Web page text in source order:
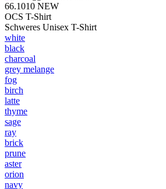
66.1010 NEW
OCS T-Shirt
Schweres Unisex T-Shirt
white
black
charcoal
grey melange
fog
birch
latte
thyme
sage
ray
brick
prune
aster
orion
navy